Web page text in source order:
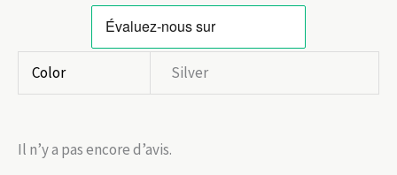
Color Silver
Il n’y a pas encore d’avis.